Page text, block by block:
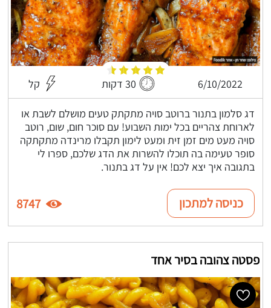
6/10/2022 30 דקות קל
דג סלמון בתנור ברוטב סויה מתקתק טעים מושלם לשבת או
לארוחת צהריים בכל ימות השבוע! עם סוכר חום, שום, רוטב
סויה מעט מים זמן זית ומעט לימון תקבלו מרינדה מתקתקה
סופר טעימה בה תוכלו להשרות את הדג שלכם, ספרו לי
בתגובה איך יצא לכם! אין על דג בתנור.
כניסה למתכון 8747
פסטה צהובה בסיר אחד